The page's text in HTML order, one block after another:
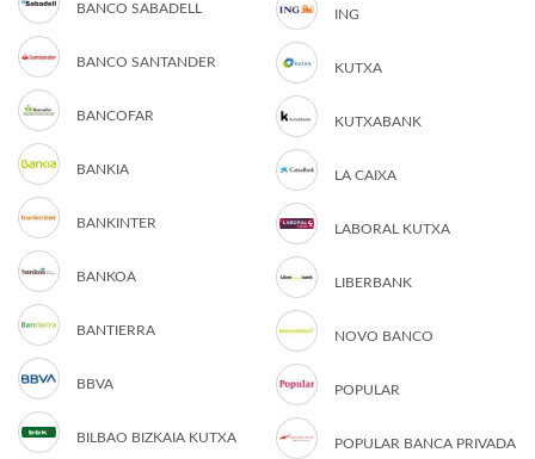
BANCO SABADELL
BANCO SANTANDER
BANCOFAR
BANKIA
BANKINTER
BANKOA
BANTIERRA
BBVA
BILBAO BIZKAIA KUTXA
ING
KUTXA
KUTXABANK
LA CAIXA
LABORAL KUTXA
LIBERBANK
NOVO BANCO
POPULAR
POPULAR BANCA PRIVADA